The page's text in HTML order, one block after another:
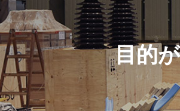
目的